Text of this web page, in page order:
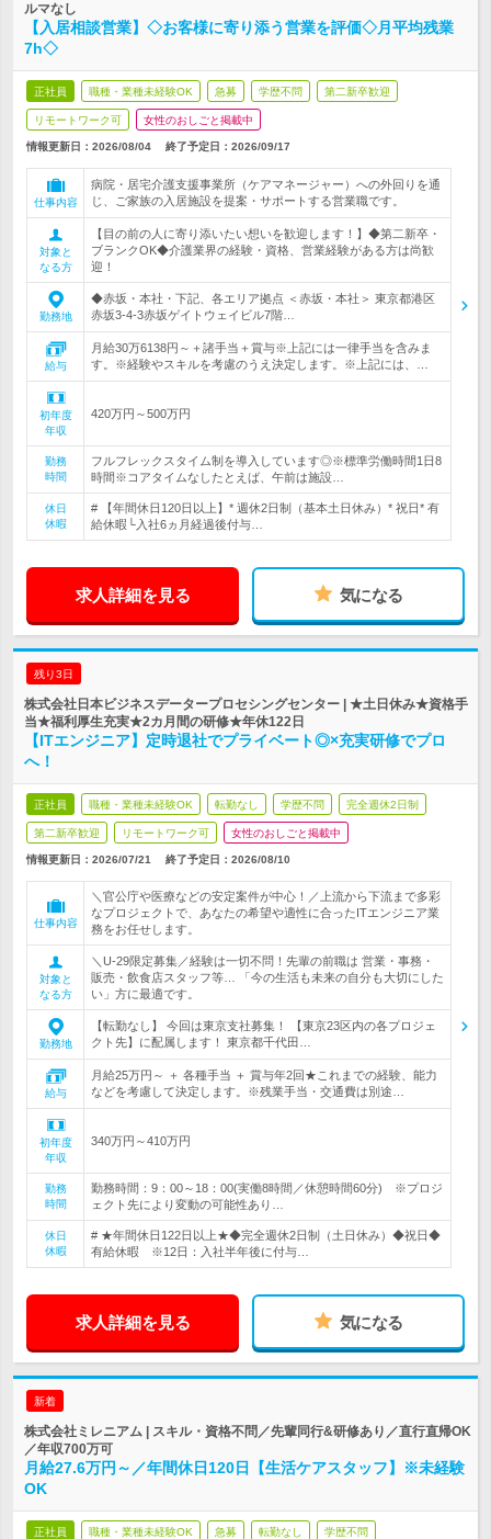
ルマなし
【入居相談営業】◇お客様に寄り添う営業を評価◇月平均残業
7h◇
正社員 職種・業種未経験OK 急募 学歴不問 第二新卒歓迎
リモートワーク可 女性のおしごと掲載中
情報更新日：2026/08/04 終了予定日： 2026/09/17
仕事内容
病院・居宅介護支援事業所（ケアマネージャー）への外回りを通
じ、ご家族の入居施設を提案・サポートする営業職です。
対象と
なる方
【目の前の人に寄り添いたい想いを歓迎します！】◆第二新卒・
ブランクOK◆介護業界の経験・資格、営業経験がある方は尚歓
迎！
勤務地
◆赤坂・本社・下記、各エリア拠点 ＜赤坂・本社＞ 東京都港区
赤坂3-4-3赤坂ゲイトウェイビル7階…
給与
月給30万6138円～＋諸手当＋賞与※上記には一律手当を含みま
す。※経験やスキルを考慮のうえ決定します。※上記には、…
初年度
年収
420万円～500万円
勤務
時間
フルフレックスタイム制を導入しています◎※標準労働時間1日8
時間※コアタイムなしたとえば、午前は施設…
休日
休暇
# 【年間休日120日以上】* 週休2日制（基本土日休み）* 祝日* 有
給休暇└入社6ヵ月経過後付与…
求人詳細を見る 気になる
残り3日
株式会社日本ビジネスデータープロセシングセンター | ★土日休み★資格手
当★福利厚生充実★2カ月間の研修★年休122日
【ITエンジニア】定時退社でプライベート◎×充実研修でプロ
へ！
正社員 職種・業種未経験OK 転勤なし 学歴不問 完全週休2日制
第二新卒歓迎 リモートワーク可 女性のおしごと掲載中
情報更新日：2026/07/21 終了予定日： 2026/08/10
仕事内容
＼官公庁や医療などの安定案件が中心！／上流から下流まで多彩
なプロジェクトで、あなたの希望や適性に合ったITエンジニア業
務をお任せします。
対象と
なる方
＼U-29限定募集／経験は一切不問！先輩の前職は 営業・事務・
販売・飲食店スタッフ等… 「今の生活も未来の自分も大切にした
い」方に最適です。
勤務地
【転勤なし】 今回は東京支社募集！ 【東京23区内の各プロジェ
クト先】に配属します！ 東京都千代田…
給与
月給25万円～ ＋ 各種手当 ＋ 賞与年2回★これまでの経験、能力
などを考慮して決定します。※残業手当・交通費は別途…
初年度
年収
340万円～410万円
勤務
時間
勤務時間：9：00～18：00(実働8時間／休憩時間60分) ※プロジ
ェクト先により変動の可能性あり…
休日
休暇
# ★年間休日122日以上★◆完全週休2日制（土日休み）◆祝日◆
有給休暇 ※12日：入社半年後に付与…
求人詳細を見る 気になる
新着
株式会社ミレニアム | スキル・資格不問／先輩同行&研修あり／直行直帰OK
／年収700万可
月給27.6万円～／年間休日120日【生活ケアスタッフ】※未経験
OK
正社員 職種・業種未経験OK 急募 転勤なし 学歴不問